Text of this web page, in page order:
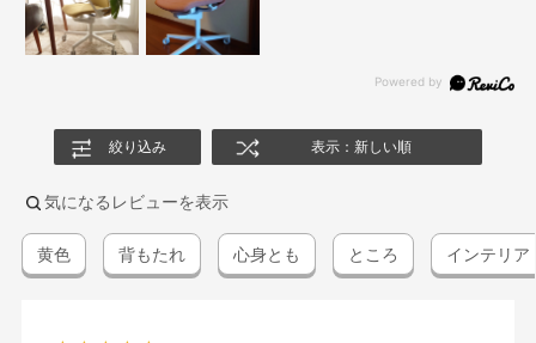
絞り込み 表示：新しい順
気になるレビューを表示
黄色 背もたれ 心身とも ところ インテリア